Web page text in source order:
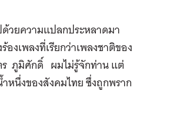
วยความแปลกประหลาดมา
งเพลงที่เรียกว่าเพลงชาติของ
ภูมิศักดิ์ ผมไม่รู้จักท่าน แต่
หนึ่งของสังคมไทย ซึ่งถูกพราก